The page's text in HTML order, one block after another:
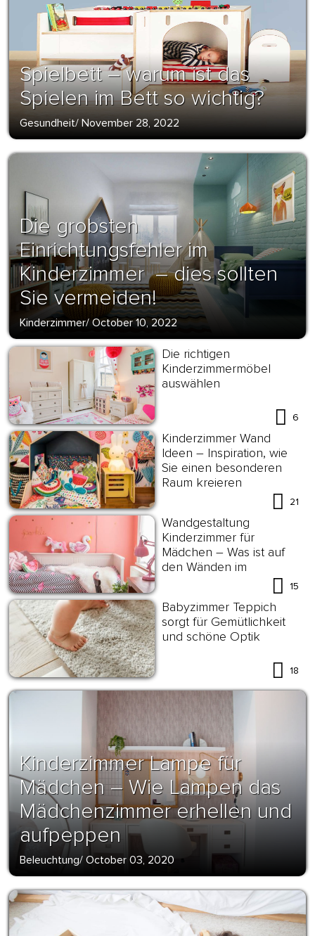
Spielbett – warum ist das
Spielen im Bett so wichtig?
Gesundheit/ November 28, 2022
Die grobsten
Einrichtungsfehler im
Kinderzimmer – dies sollten
Sie vermeiden!
Kinderzimmer/ October 10, 2022
Die richtigen
Kinderzimmermöbel
auswählen
6
Kinderzimmer Wand
Ideen – Inspiration, wie
Sie einen besonderen
Raum kreieren
21
Wandgestaltung
Kinderzimmer für
Mädchen – Was ist auf
den Wänden im
15
Babyzimmer Teppich
sorgt für Gemütlichkeit
und schöne Optik
18
Kinderzimmer Lampe für
Mädchen – Wie Lampen das
Mädchenzimmer erhellen und
aufpeppen
Beleuchtung/ October 03, 2020